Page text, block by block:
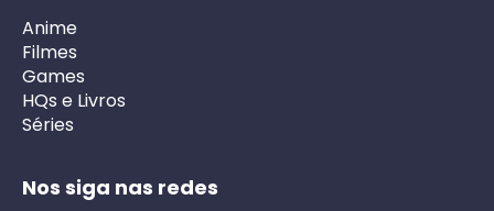
Anime
Filmes
Games
HQs e Livros
Séries
Nos siga nas redes